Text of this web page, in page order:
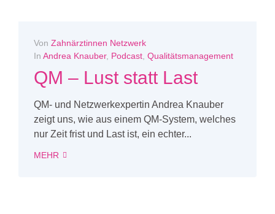
Von Zahnärztinnen Netzwerk
In Andrea Knauber, Podcast Qualitätsmanagement
QM – Lust statt Last
QM- und Netzwerkexpertin Andrea Knauber
zeigt uns, wie aus einem QM-System, welches
nur Zeit frist und Last ist, ein echter...
MEHR